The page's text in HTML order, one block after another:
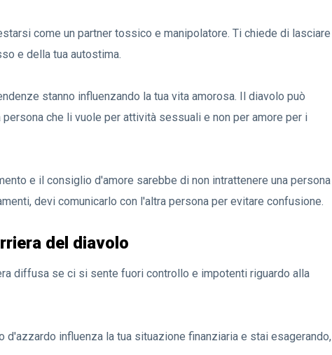
come un partner tossico e manipolatore. Ti chiede di lasciare
e della tua autostima.
stanno influenzando la tua vita amorosa. Il diavolo può
persona che li vuole per attività sessuali e non per amore per i
e il consiglio d'amore sarebbe di non intrattenere una persona
devi comunicarlo con l'altra persona per evitare confusione.
del diavolo
diffusa se ci si sente fuori controllo e impotenti riguardo alla
d'azzardo influenza la tua situazione finanziaria e stai esagerando,